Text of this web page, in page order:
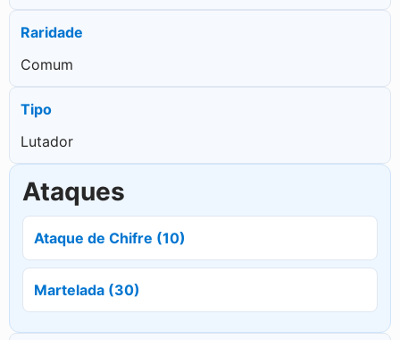
Raridade
Comum
Tipo
Lutador
Ataques
Ataque de Chifre (10)
Martelada (30)